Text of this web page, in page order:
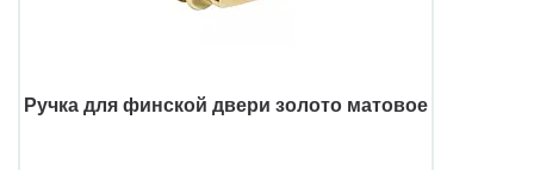
Ручка для финской двери золото матовое